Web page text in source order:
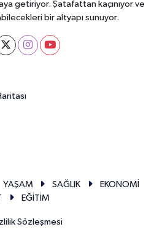
getiriyor. Şatafattan kaçınıyor ve
bir altyapı sunuyor.
YAŞAM SAĞLIK
EKONOMİ
EĞİTİM
Sözleşmesi